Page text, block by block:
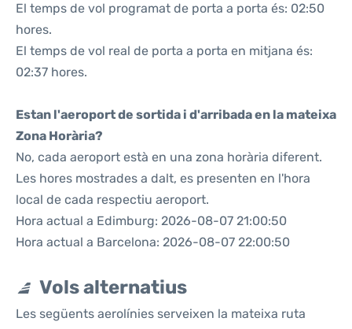
El temps de vol programat de porta a porta és: 02:50
hores.
El temps de vol real de porta a porta en mitjana és:
02:37 hores.
Estan l'aeroport de sortida i d'arribada en la mateixa
Zona Horària?
No, cada aeroport està en una zona horària diferent.
Les hores mostrades a dalt, es presenten en l'hora
local de cada respectiu aeroport.
Hora actual a Edimburg: 2026-08-07 21:00:50
Hora actual a Barcelona: 2026-08-07 22:00:50
Vols alternatius
Les següents aerolínies serveixen la mateixa ruta